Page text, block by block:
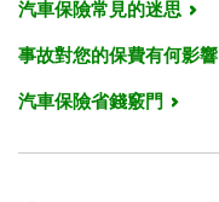
汽車保險常見的迷思
事故對您的保費有何影響
汽車保險省錢竅門